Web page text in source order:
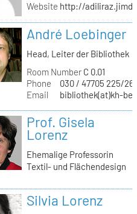
Website http://
André Loebinger
Head, Leiter der Bibliothek
Room NumberC 0.01
Phone
030 / 47705 225/
Email
bibliothek(at)kh-
Prof. Gisela
Lorenz
Ehemalige Professorin
Textil- und Flächendesign
Silvia Lorenz